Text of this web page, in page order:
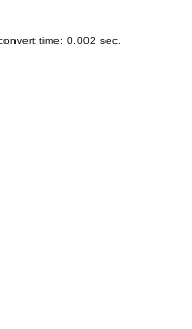
time: 0.002 sec.